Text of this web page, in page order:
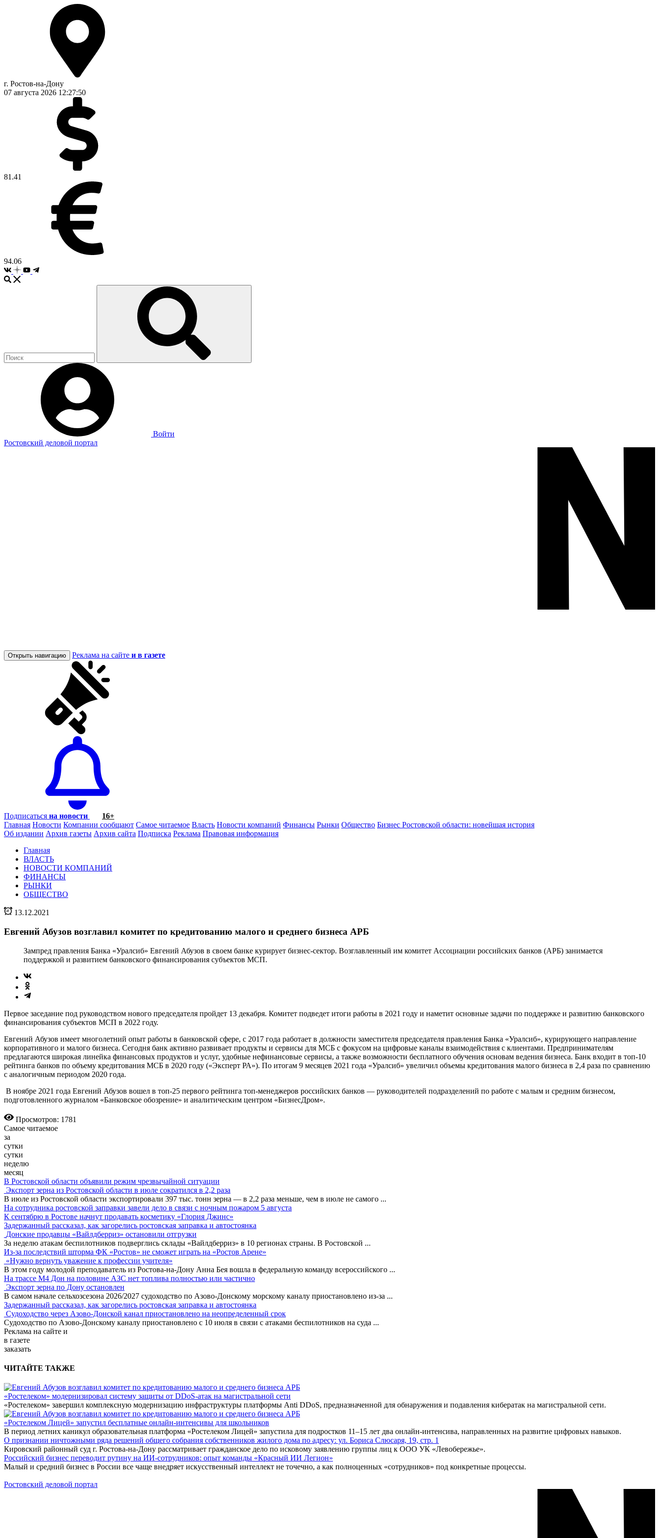
г. Ростов-на-Дону
07 августа 2026 12:27:50
81.41
94.06
Войти
Ростовский деловой портал
Открыть навигацию Реклама на сайте и в газете
Подписаться на новости
16+
Главная Новости Компании сообщают Самое читаемое Власть Новости компаний Финансы Рынки Общество Бизнес Ростовской области: новейшая история
Об издании Архив газеты Архив сайта Подписка Реклама Правовая информация
Главная
ВЛАСТЬ
НОВОСТИ КОМПАНИЙ
ФИНАНСЫ
РЫНКИ
ОБЩЕСТВО
13.12.2021
Евгений Абузов возглавил комитет по кредитованию малого и среднего бизнеса АРБ
Зампред правления Банка «Уралсиб» Евгений Абузов в своем банке курирует бизнес-сектор. Возглавленный им комитет Ассоциации российских банков (АРБ) занимается
поддержкой и развитием банковского финансирования субъектов МСП.
Первое заседание под руководством нового председателя пройдет 13 декабря. Комитет подведет итоги работы в 2021 году и наметит основные задачи по поддержке и развитию банковского
финансирования субъектов МСП в 2022 году.
Евгений Абузов имеет многолетний опыт работы в банковской сфере, с 2017 года работает в должности заместителя председателя правления Банка «Уралсиб», курирующего направление
корпоративного и малого бизнеса. Сегодня банк активно развивает продукты и сервисы для МСБ с фокусом на цифровые каналы взаимодействия с клиентами. Предпринимателям
предлагаются широкая линейка финансовых продуктов и услуг, удобные нефинансовые сервисы, а также возможности бесплатного обучения основам ведения бизнеса. Банк входит в топ-10
рейтинга банков по объему кредитования МСБ в 2020 году («Эксперт РА»). По итогам 9 месяцев 2021 года «Уралсиб» увеличил объемы кредитования малого бизнеса в 2,4 раза по сравнению
с аналогичным периодом 2020 года.
В ноябре 2021 года Евгений Абузов вошел в топ-25 первого рейтинга топ-менеджеров российских банков — руководителей подразделений по работе с малым и средним бизнесом,
подготовленного журналом «Банковское обозрение» и аналитическим центром «БизнесДром».
Просмотров: 1781
Самое читаемое
за
сутки
сутки
неделю
месяц
В Ростовской области объявили режим чрезвычайной ситуации
Экспорт зерна из Ростовской области в июле сократился в 2,2 раза
В июле из Ростовской области экспортировали 397 тыс. тонн зерна — в 2,2 раза меньше, чем в июле не самого ...
На сотрудника ростовской заправки завели дело в связи с ночным пожаром 5 августа
К сентябрю в Ростове начнут продавать косметику «Глория Джинс»
Задержанный рассказал, как загорелись ростовская заправка и автостоянка
Донские продавцы «Вайлдберриз» остановили отгрузки
За неделю атакам беспилотников подверглись склады «Вайлдберриз» в 10 регионах страны. В Ростовской ...
Из-за последствий шторма ФК «Ростов» не сможет играть на «Ростов Арене»
«Нужно вернуть уважение к профессии учителя»
В этом году молодой преподаватель из Ростова-на-Дону Анна Бея вошла в федеральную команду всероссийского ...
На трассе М4 Дон на половине АЗС нет топлива полностью или частично
Экспорт зерна по Дону остановлен
В самом начале сельхозсезона 2026/2027 судоходство по Азово-Донскому морскому каналу приостановлено из-за ...
Задержанный рассказал, как загорелись ростовская заправка и автостоянка
Судоходство через Азово-Донской канал приостановлено на неопределенный срок
Судоходство по Азово-Донскому каналу приостановлено с 10 июля в связи с атаками беспилотников на суда ...
Реклама на сайте и
в газете
заказать
ЧИТАЙТЕ ТАКЖЕ
«Ростелеком» модернизировал систему защиты от DDoS-атак на магистральной сети
«Ростелеком» завершил комплексную модернизацию инфраструктуры платформы Anti DDoS, предназначенной для обнаружения и подавления кибератак на магистральной сети.
«Ростелеком Лицей» запустил бесплатные онлайн-интенсивы для школьников
В период летних каникул образовательная платформа «Ростелеком Лицей» запустила для подростков 11–15 лет два онлайн-интенсива, направленных на развитие цифровых навыков.
О признании ничтожными ряда решений общего собрания собственников жилого дома по адресу: ул. Бориса Слюсаря, 19, стр. 1
Кировский районный суд г. Ростова-на-Дону рассматривает гражданское дело по исковому заявлению группы лиц к ООО УК «Левобережье».
Российский бизнес переводит рутину на ИИ-сотрудников: опыт команды «Красный ИИ Легион»
Малый и средний бизнес в России все чаще внедряет искусственный интеллект не точечно, а как полноценных «сотрудников» под конкретные процессы.
Ростовский деловой портал